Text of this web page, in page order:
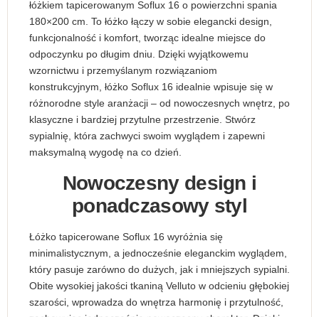
łóżkiem tapicerowanym Soflux 16 o powierzchni spania
180×200 cm. To łóżko łączy w sobie elegancki design,
funkcjonalność i komfort, tworząc idealne miejsce do
odpoczynku po długim dniu. Dzięki wyjątkowemu
wzornictwu i przemyślanym rozwiązaniom
konstrukcyjnym, łóżko Soflux 16 idealnie wpisuje się w
różnorodne style aranżacji – od nowoczesnych wnętrz, po
klasyczne i bardziej przytulne przestrzenie. Stwórz
sypialnię, która zachwyci swoim wyglądem i zapewni
maksymalną wygodę na co dzień.
Nowoczesny design i
ponadczasowy styl
Łóżko tapicerowane Soflux 16 wyróżnia się
minimalistycznym, a jednocześnie eleganckim wyglądem,
który pasuje zarówno do dużych, jak i mniejszych sypialni.
Obite wysokiej jakości tkaniną Velluto w odcieniu głębokiej
szarości, wprowadza do wnętrza harmonię i przytulność,